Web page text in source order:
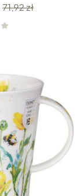
71,92 zł